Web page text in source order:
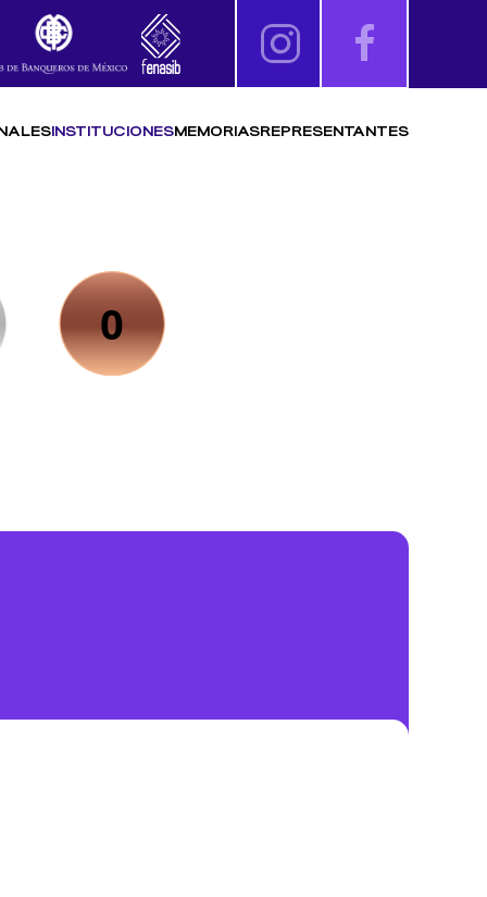
INSTITUCIONESMEMORIASREPRESENTANTES
0